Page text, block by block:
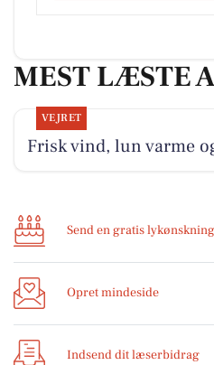
MEST LÆSTE
VEJRET
Frisk vind, lun varme
Send en gratis lykønskning
Opret mindeside
Indsend dit læserbidrag